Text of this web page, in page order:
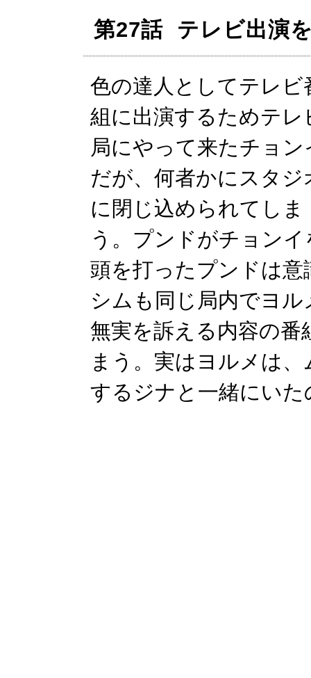
第27話 テレビ出演
色の達人としてテレビ
組に出演するためテレ
局にやって来たチョン
だが、何者かにスタジ
に閉じ込められてしま
う。プンドがチョン
頭を打ったプンドは
シムも同じ局内でヨ
無実を訴える内容の
まう。実はヨルメは
するジナと一緒にいた